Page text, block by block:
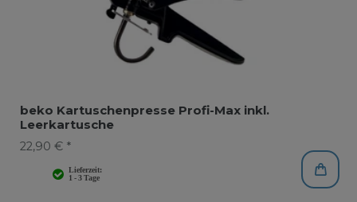
beko Kartuschenpresse Profi-Max inkl.
Leerkartusche
22,90 € *